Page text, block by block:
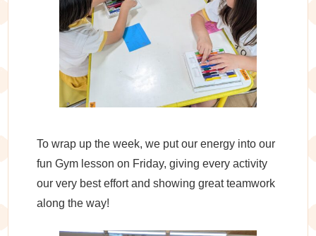
To wrap up the week, we put our energy into our
fun Gym lesson on Friday, giving every activity
our very best effort and showing great teamwork
along the way!